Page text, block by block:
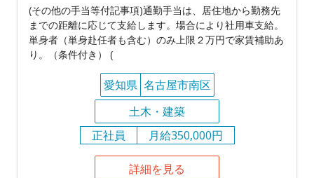
(その他の手当等付記事項)通勤手当は、居住地から勤務先
までの距離に応じて支給します。場合により社用車支給。
単身者（単身赴任者も含む）のみ上限２万円で家賃補助あ
り。（条件付き） (
愛知県 名古屋市南区
土木・建築
正社員
月給350,000円
詳細を見る